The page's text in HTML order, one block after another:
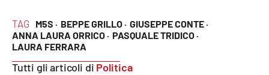
Ilreggino.it
Cosenzachannel.it
TAG M5S · BEPPE GRILLO · GIUSEPPE CONTE ·
ANNA LAURA ORRICO · PASQUALE TRIDICO ·
LAURA FERRARA
Tutti gli articoli di Politica